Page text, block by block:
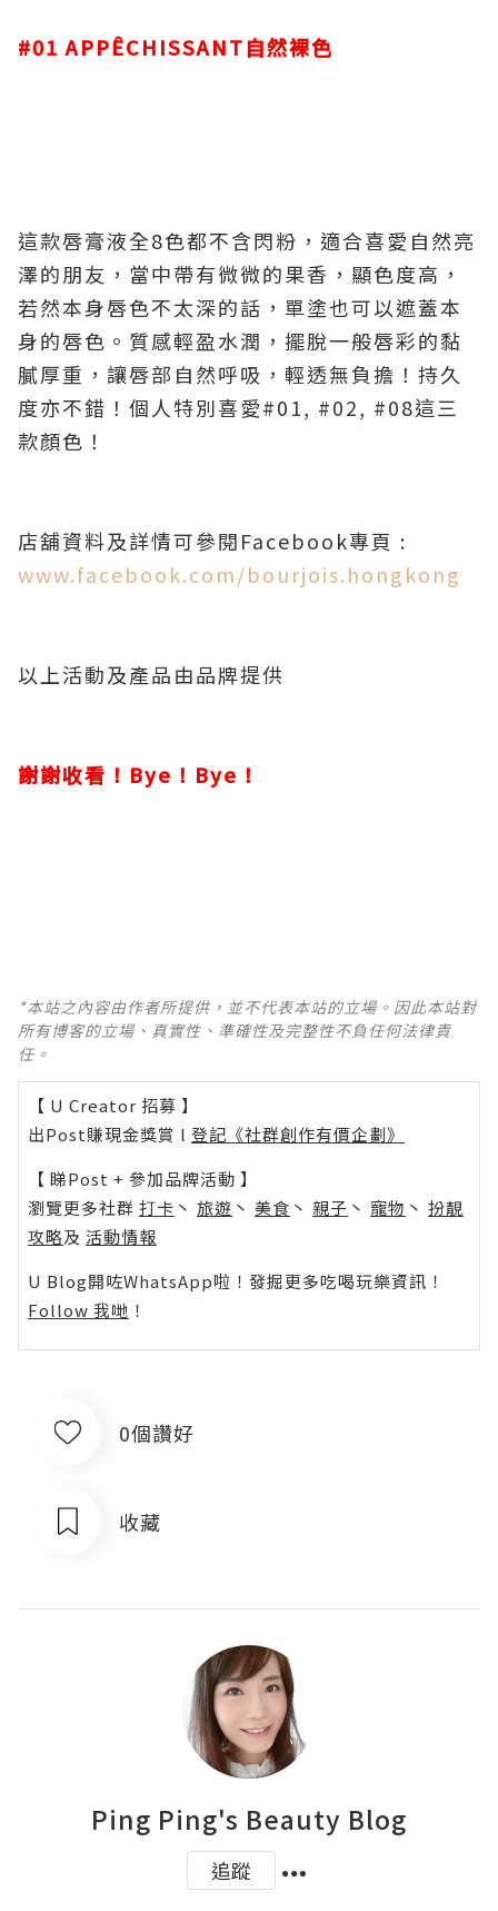
#01 APPÊCHISSANT自然裸色
這款唇膏液全8色都不含閃粉，適合喜愛自然亮
澤的朋友，當中帶有微微的果香，顯色度高，
若然本身唇色不太深的話，單塗也可以遮蓋本
身的唇色。質感輕盈水潤，擺脫一般唇彩的黏
膩厚重，讓唇部自然呼吸，輕透無負擔！持久
度亦不錯！個人特別喜愛#01, #02, #08這三
款顏色！
店舖資料及詳情可參閱Facebook專頁 :
www.facebook.com/bourjois.hongkong
以上活動及產品由品牌提供
謝謝收看！Bye！Bye！
*本站之內容由作者所提供，並不代表本站的立場。因此本站對
所有博客的立場、真實性、準確性及完整性不負任何法律責
任。
【 U Creator 招募 】
出Post賺現金獎賞 l 登記《社群創作有價企劃》
【 睇Post + 參加品牌活動 】
瀏覽更多社群 打卡 丶 旅遊 丶 美食 丶 親子 丶 寵物 丶 扮靚
攻略及 活動情報
U Blog開咗WhatsApp啦！發掘更多吃喝玩樂資訊！
Follow 我哋 ！
0個讚好
收藏
Ping Ping's Beauty Blog
追蹤